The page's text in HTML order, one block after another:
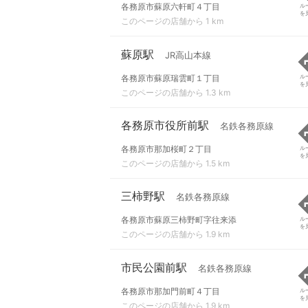
各務原市蘇原六軒町４丁目
このページの店舗から 1 km
ル
を
蘇原駅 JR高山本線
各務原市蘇原瑞雲町１丁目
このページの店舗から 1.3 km
ル
を
各務原市役所前駅 名鉄各務原線
各務原市那加桜町２丁目
このページの店舗から 1.5 km
ル
を
三柿野駅 名鉄各務原線
各務原市蘇原三柿野町字往来添
このページの店舗から 1.9 km
ル
を
市民公園前駅 名鉄各務原線
各務原市那加門前町４丁目
このページの店舗から 1.9 km
ル
を